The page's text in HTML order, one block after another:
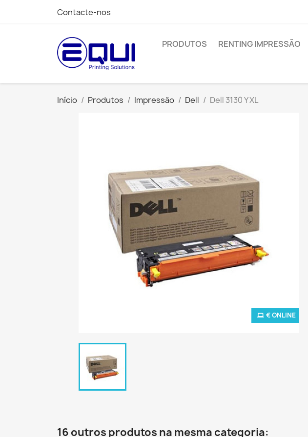
Contacte-nos
PRODUTOS RENTING IMPRESSÃO
Início Produtos Impressão Dell Dell 3130 Y XL
€ ONLINE
16 outros produtos na mesma categoria: